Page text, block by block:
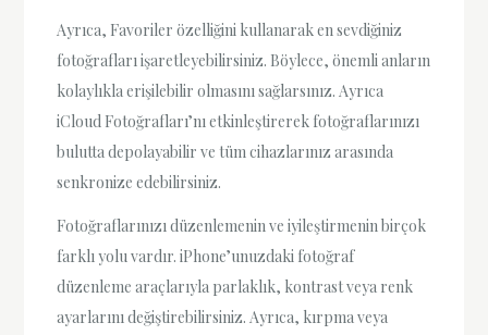
Ayrıca, Favoriler özelliğini kullanarak en sevdiğiniz
fotoğrafları işaretleyebilirsiniz. Böylece, önemli anların
kolaylıkla erişilebilir olmasını sağlarsınız. Ayrıca
iCloud Fotoğrafları’nı etkinleştirerek fotoğraflarınızı
bulutta depolayabilir ve tüm cihazlarınız arasında
senkronize edebilirsiniz.
Fotoğraflarınızı düzenlemenin ve iyileştirmenin birçok
farklı yolu vardır. iPhone’unuzdaki fotoğraf
düzenleme araçlarıyla parlaklık, kontrast veya renk
ayarlarını değiştirebilirsiniz. Ayrıca, kırpma veya